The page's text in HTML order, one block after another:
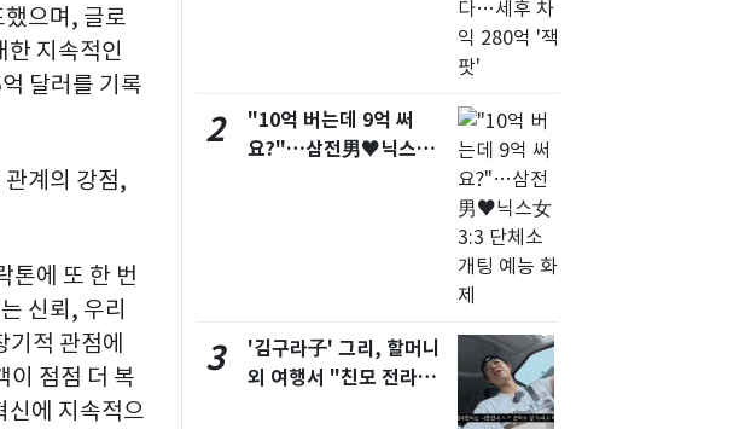
으며, 글로
한 지속적인
달러를 기록
계의 강점,
에 또 한 번
신뢰, 우리
적 관점에
이 점점 더 복
신에 지속적으
2
"10억 버는데 9억 써
요?"…삼전男♥닉스女
3
'김구라子' 그리, 할머니
외 여행서 "친모 전라도